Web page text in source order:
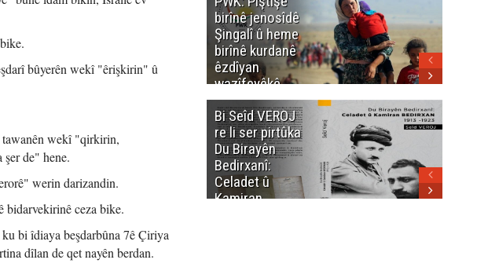
bûyerên wekî "êrişkirin" û
wekî "qirkirin,
de" hene.
werin darizandin.
ceza bike.
bi îdiaya beşdarbûna 7ê Çiriya
dîlan de qet nayên berdan.
birînê jenosîdê
Şingalî û heme
birînê kurdanê
êzdîyan
wazîfeyêkê
neteweyî yê
heme kurdanê
dinya yo
Bi Seîd VEROJ
re li ser pirtûka
Du Birayên
Bedirxanî:
Celadet û
Kamiran